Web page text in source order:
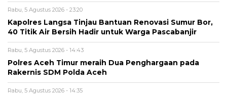
Rabu, 5 Agustus 2026 - 23:20
Kapolres Langsa Tinjau Bantuan Renovasi Sumur Bor,
40 Titik Air Bersih Hadir untuk Warga Pascabanjir
Rabu, 5 Agustus 2026 - 14:43
Polres Aceh Timur meraih Dua Penghargaan pada
Rakernis SDM Polda Aceh
Rabu, 5 Agustus 2026 - 14:35